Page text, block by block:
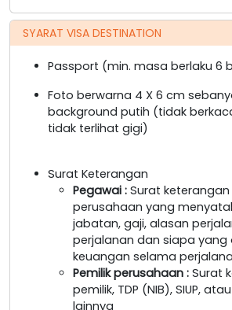
SYARAT VISA DESTINATION
Passport (min. masa berlaku 6
Foto berwarna 4 X 6 cm
background putih (tidak
tidak terlihat gigi)
Surat Keterangan
Pegawai : Surat
perusahaan yang
jabatan, gaji, alasan
perjalanan dan siapa yang
keuangan selama
Pemilik perusahaan : Surat
pemilik, TDP (NIB), SIUP,
lainnya